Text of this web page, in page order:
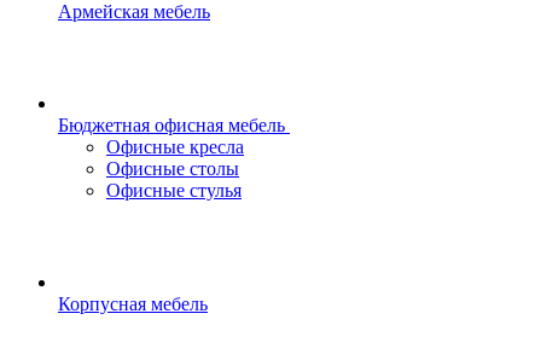
Армейская мебель
Бюджетная офисная мебель
Офисные кресла
Офисные столы
Офисные стулья
Корпусная мебель